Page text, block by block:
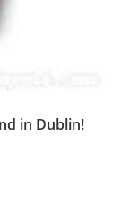
in Dublin!